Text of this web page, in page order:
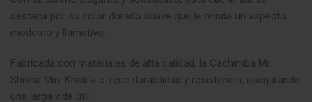
destaca por su color dorado suave que le brinda un aspecto
moderno y llamativo.
Fabricada con materiales de alta calidad, la Cachimba Mr.
Shisha Mini Khalifa ofrece durabilidad y resistencia, asegurando
una larga vida útil.